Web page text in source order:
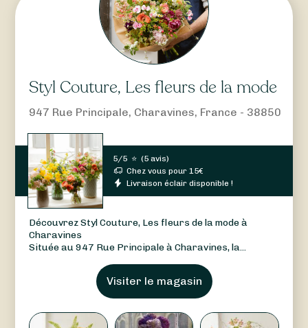
Styl Couture, Les fleurs de la mode
947 Rue Principale, Charavines, France - 38850
5/5 ⭐ (5 avis)
Chez vous pour15€
Livraison éclair disponible !
Découvrez Styl Couture, Les fleurs de la mode à
Charavines
Située au 947 Rue Principale à Charavines, la...
Visiter le magasin